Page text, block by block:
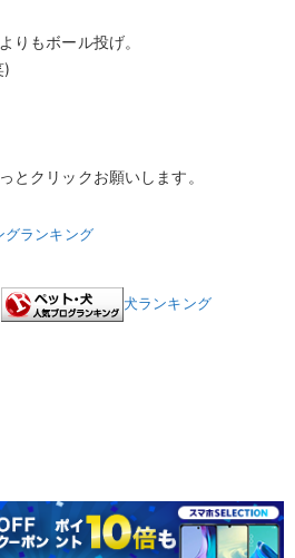
りもボール投げ。
)
とクリックお願いします。
グランキング
犬ランキング